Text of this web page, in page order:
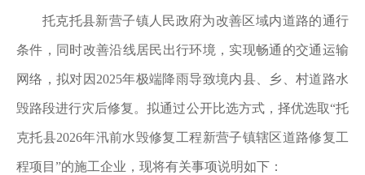
托克托县新营子镇人民政府为改善区域内道路的通行
条件，同时改善沿线居民出行环境，实现畅通的交通运输
网络，拟对因 2025年极端降雨导致境内县、乡、村道路水
毁路段进行灾后修复。拟通过公开比选方式，择优选取“托
克托县2026年汛前水毁修复工程新营子镇辖区道路修复工
程项目”的施工企业，现将有关事项说明如下：